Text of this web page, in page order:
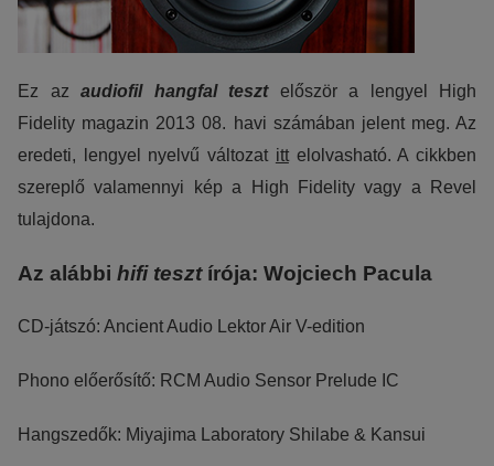
Ez az audiofil hangfal teszt először a lengyel High
Fidelity magazin 2013 08. havi számában jelent meg. Az
eredeti, lengyel nyelvű változat ittelolvasható. A cikkben
szereplő valamennyi kép a High Fidelity vagy a Revel
tulajdona.
Az alábbi hifi tesztírója: Wojciech Pacula
CD-játszó: Ancient Audio Lektor Air V-edition
Phono előerősítő: RCM Audio Sensor Prelude IC
Hangszedők: Miyajima Laboratory Shilabe & Kansui
JBL SUMMIT
JBL SYNTHESIS
JBL BEÉPÍTHETŐ HANGSZÓRÓ
REVEL
MARK LEVINSON
SIM2
STEWART FILMSCREEN
MADVR
TÖBBCSATORNÁS VÉGERŐSÍTŐ
MÉDIALEJÁTSZÓ
OTTHONI MOZIFOTEL
BEÉPÍTHETŐ HANGSZÓRÓ
KÁBEL
NYÁRI AKCIÓ
BEÉPÍTHETŐ HANGSZÓRÓ
HIFI DA KONVERTER
HÁLÓZATI MÉDIALEJÁTSZÓ
CD LEJÁTSZÓ